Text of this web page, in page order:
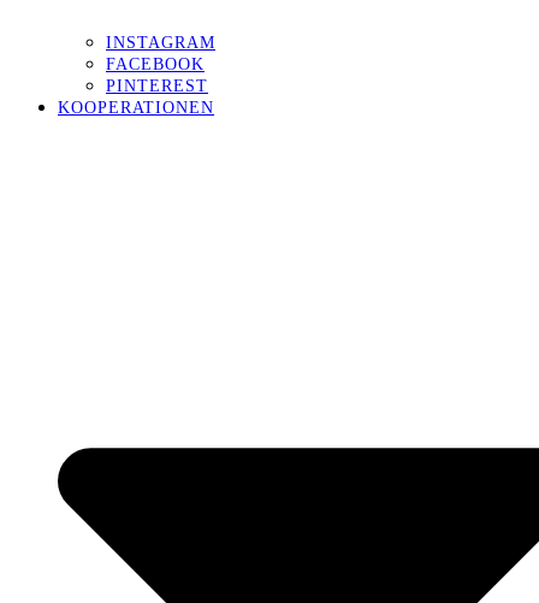
INSTAGRAM
FACEBOOK
PINTEREST
KOOPERATIONEN